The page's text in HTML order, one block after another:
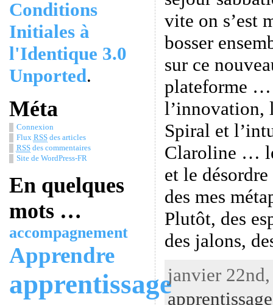
Conditions
Initiales à
l'Identique 3.0
Unported.
Méta
Connexion
Flux RSSdes articles
RSSdes commentaires
Site de WordPress-FR
En quelques
mots …
accompagnement
Apprendre
apprentissage
vite on s’est
bosser
sur ce
plateforme …
l’innovation,
Spiral et
Claroline …
et le
des mes
Plutôt, des
des jalons,
janvier
apprentissage